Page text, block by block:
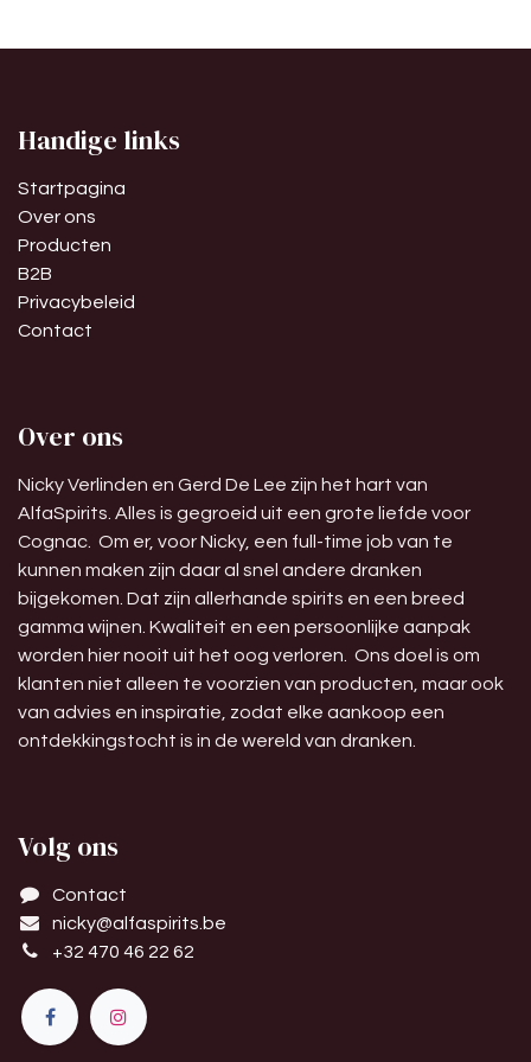
Handige links
Startpagina
Over ons
Producten
B2B
Privacybeleid
Contact
Over ons
Nicky Verlinden en Gerd De Lee zijn het hart van
AlfaSpirits. Alles is gegroeid uit een grote liefde voor
Cognac. Om er, voor Nicky, een full-time job van te
kunnen maken zijn daar al snel andere dranken
bijgekomen. Dat zijn allerhande spirits en een breed
gamma wijnen. Kwaliteit en een persoonlijke aanpak
worden hier nooit uit het oog verloren. Ons doel is om
klanten niet alleen te voorzien van producten, maar ook
van advies en inspiratie, zodat elke aankoop een
ontdekkingstocht is in de wereld van dranken.
Volg ons
Contact
nicky@alfaspirits.be
+32 470 46 22 62